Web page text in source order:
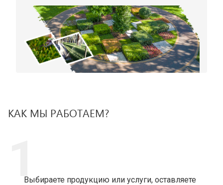
КАК МЫ РАБОТАЕМ?
Выбираете продукцию или услуги, оставляете